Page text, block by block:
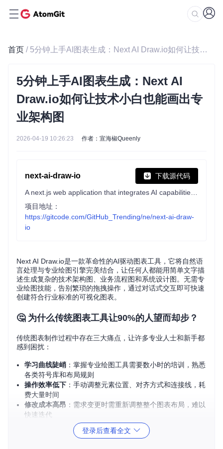
首页 / 5分钟上手AI图表生成：Next AI Draw.io如何让技术小白也能画出专业架构图
5分钟上手AI图表生成：Next AI
Draw.io如何让技术小白也能画出专
业架构图
2026-04-19 10:26:23 作者：宣海椒Queenly
next-ai-draw-io 下载源代码
项目地址：
https://gitcode.com/GitHub_Trending/ne/next-ai-draw-
io
Next AI Draw.io是一款革命性的AI驱动图表工具，它将自然语
言处理与专业绘图引擎完美结合，让任何人都能用简单文字描
述生成复杂的技术架构图、业务流程图和系统设计图。无需专
业绘图技能，告别繁琐的拖拽操作，通过对话式交互即可快速
创建符合行业标准的可视化图表。
🤔 为什么传统图表工具让90%的人望而却步？
传统图表制作过程中存在三大痛点，让许多专业人士和新手都
感到困扰：
学习曲线陡峭 ：掌握专业绘图工具需要数小时的培训，熟悉
各类符号库和布局规则
操作效率低下 ：手动调整元素位置、对齐方式和连接线，耗
费大量时间
修改成本高昂 ：需求变更时需重新调整整个图表布局，难以
快速迭代
这些问题导致技术团队在文档协作、方案沟通和知识传递过程
中效率低下，而非技术人员更是难以参与到可视化创作中。
登录后查看全文